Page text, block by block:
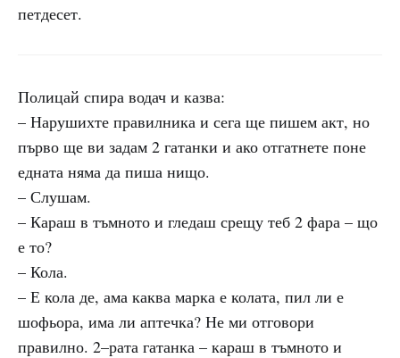
петдесет.
Полицай спира водач и казва:
– Нарушихте правилника и сега ще пишем акт, но
първо ще ви задам 2 гатанки и ако отгатнете поне
едната няма да пиша нищо.
– Слушам.
– Караш в тъмното и гледаш срещу теб 2 фара – що
е то?
– Кола.
– Е кола де, ама каква марка е колата, пил ли е
шофьора, има ли аптечка? Не ми отговори
правилно. 2–рата гатанка – караш в тъмното и